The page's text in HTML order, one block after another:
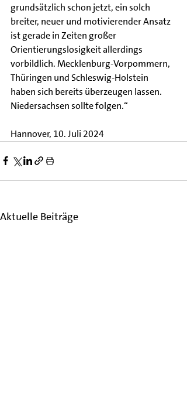
grundsätzlich schon jetzt, ein solch
breiter, neuer und motivierender Ansatz
ist gerade in Zeiten großer
Orientierungslosigkeit allerdings
vorbildlich. Mecklenburg-Vorpommern,
Thüringen und Schleswig-Holstein
haben sich bereits überzeugen lassen.
Niedersachsen sollte folgen.“
Hannover, 10. Juli 2024
Aktuelle Beiträge